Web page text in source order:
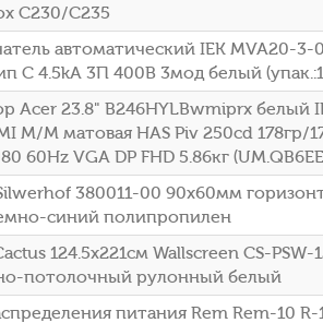
C230/С235
автоматический IEK MVA20-3-
C 4.5kA 3П 400В 3мод белый
Acer 23.8" B246HYLBwmiprx белый
M/M матовая HAS Piv 250cd 178гр/
60Hz VGA DP FHD 5.86кг
380011-00 90х60мм
синий полипропилен
124.5x221см Wallscreen CS-PSW-
потолочный рулонный белый
питания Rem Rem-10 R-